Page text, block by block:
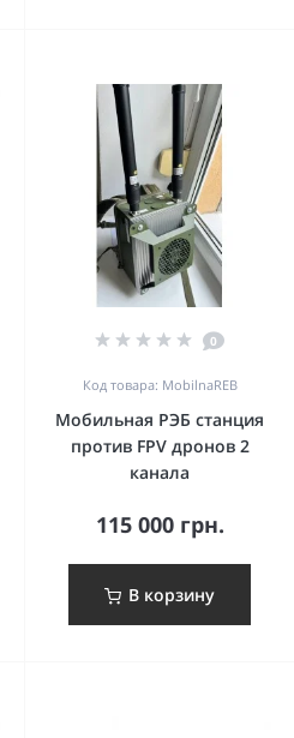
0
Код товара: MobilnaREB
Мобильная РЭБ станция
против FPV дронов 2
канала
115 000 грн.
В корзину